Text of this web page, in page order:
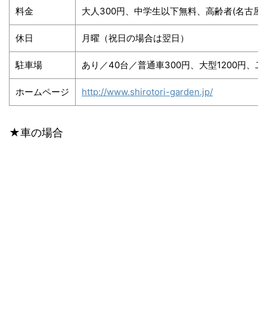
料金 大人300円、中学生以下無料、高齢者(名古
休日 月曜（祝日の場合は翌日）
駐車場 あり／40台／普通車300円、大型1200円、二
ホームページ http://www.shirotori-garden.jp/
★車の場合